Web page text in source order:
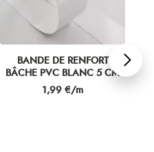
BANDE DE RENFORT
BÂCHE PVC BLANC 5 CM
Prix
1,99 €/m